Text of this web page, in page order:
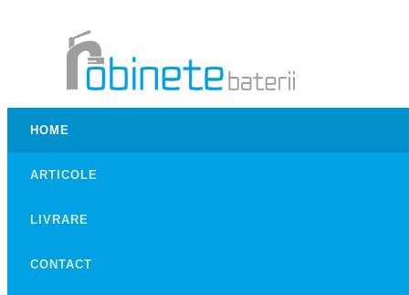
HOME
ARTICOLE
LIVRARE
CONTACT